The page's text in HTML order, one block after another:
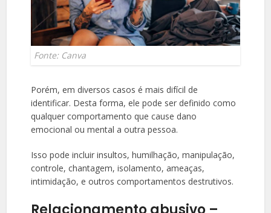
Fonte: Canva
Porém, em diversos casos é mais difícil de
identificar. Desta forma, ele pode ser definido como
qualquer comportamento que cause dano
emocional ou mental a outra pessoa.
Isso pode incluir insultos, humilhação, manipulação,
controle, chantagem, isolamento, ameaças,
intimidação, e outros comportamentos destrutivos.